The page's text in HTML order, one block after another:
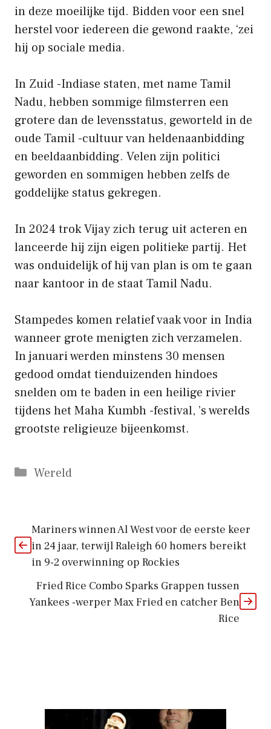
in deze moeilijke tijd. Bidden voor een snel
herstel voor iedereen die gewond raakte, ‘zei
hij op sociale media.
In Zuid -Indiase staten, met name Tamil
Nadu, hebben sommige filmsterren een
grotere dan de levensstatus, geworteld in de
oude Tamil -cultuur van heldenaanbidding
en beeldaanbidding. Velen zijn politici
geworden en sommigen hebben zelfs de
goddelijke status gekregen.
In 2024 trok Vijay zich terug uit acteren en
lanceerde hij zijn eigen politieke partij. Het
was onduidelijk of hij van plan is om te gaan
naar kantoor in de staat Tamil Nadu.
Stampedes komen relatief vaak voor in India
wanneer grote menigten zich verzamelen.
In januari werden minstens 30 mensen
gedood omdat tienduizenden hindoes
snelden om te baden in een heilige rivier
tijdens het Maha Kumbh -festival, ’s werelds
grootste religieuze bijeenkomst.
Categorieën
Wereld
Mariners winnen Al West voor de eerste keer
in 24 jaar, terwijl Raleigh 60 homers bereikt
in 9-2 overwinning op Rockies
Fried Rice Combo Sparks Grappen tussen
Yankees -werper Max Fried en catcher Ben
Rice